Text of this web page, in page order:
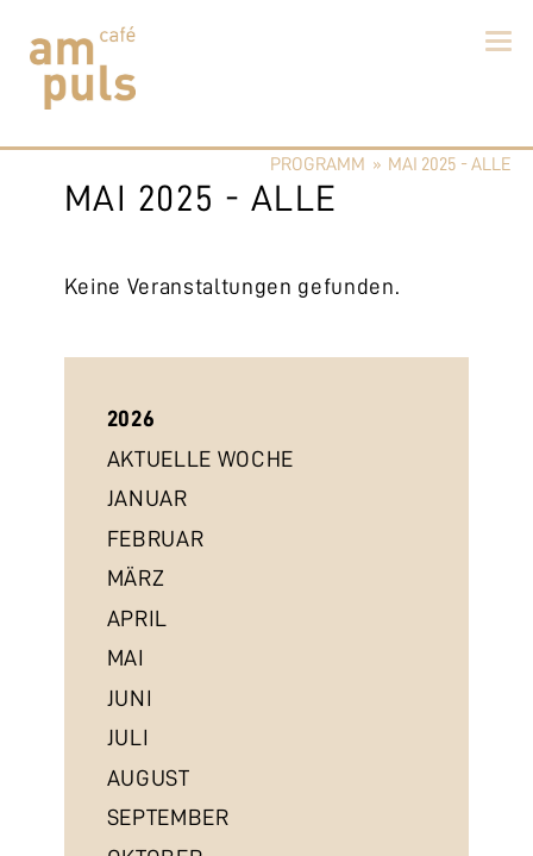
Cafe am Puls
Der beste Kaffee im Zollikerberg
PROGRAMM » MAI 2025 - ALLE
MAI 2025 - ALLE
Keine Veranstaltungen gefunden.
2026
AKTUELLE WOCHE
JANUAR
FEBRUAR
MÄRZ
APRIL
MAI
JUNI
JULI
AUGUST
SEPTEMBER